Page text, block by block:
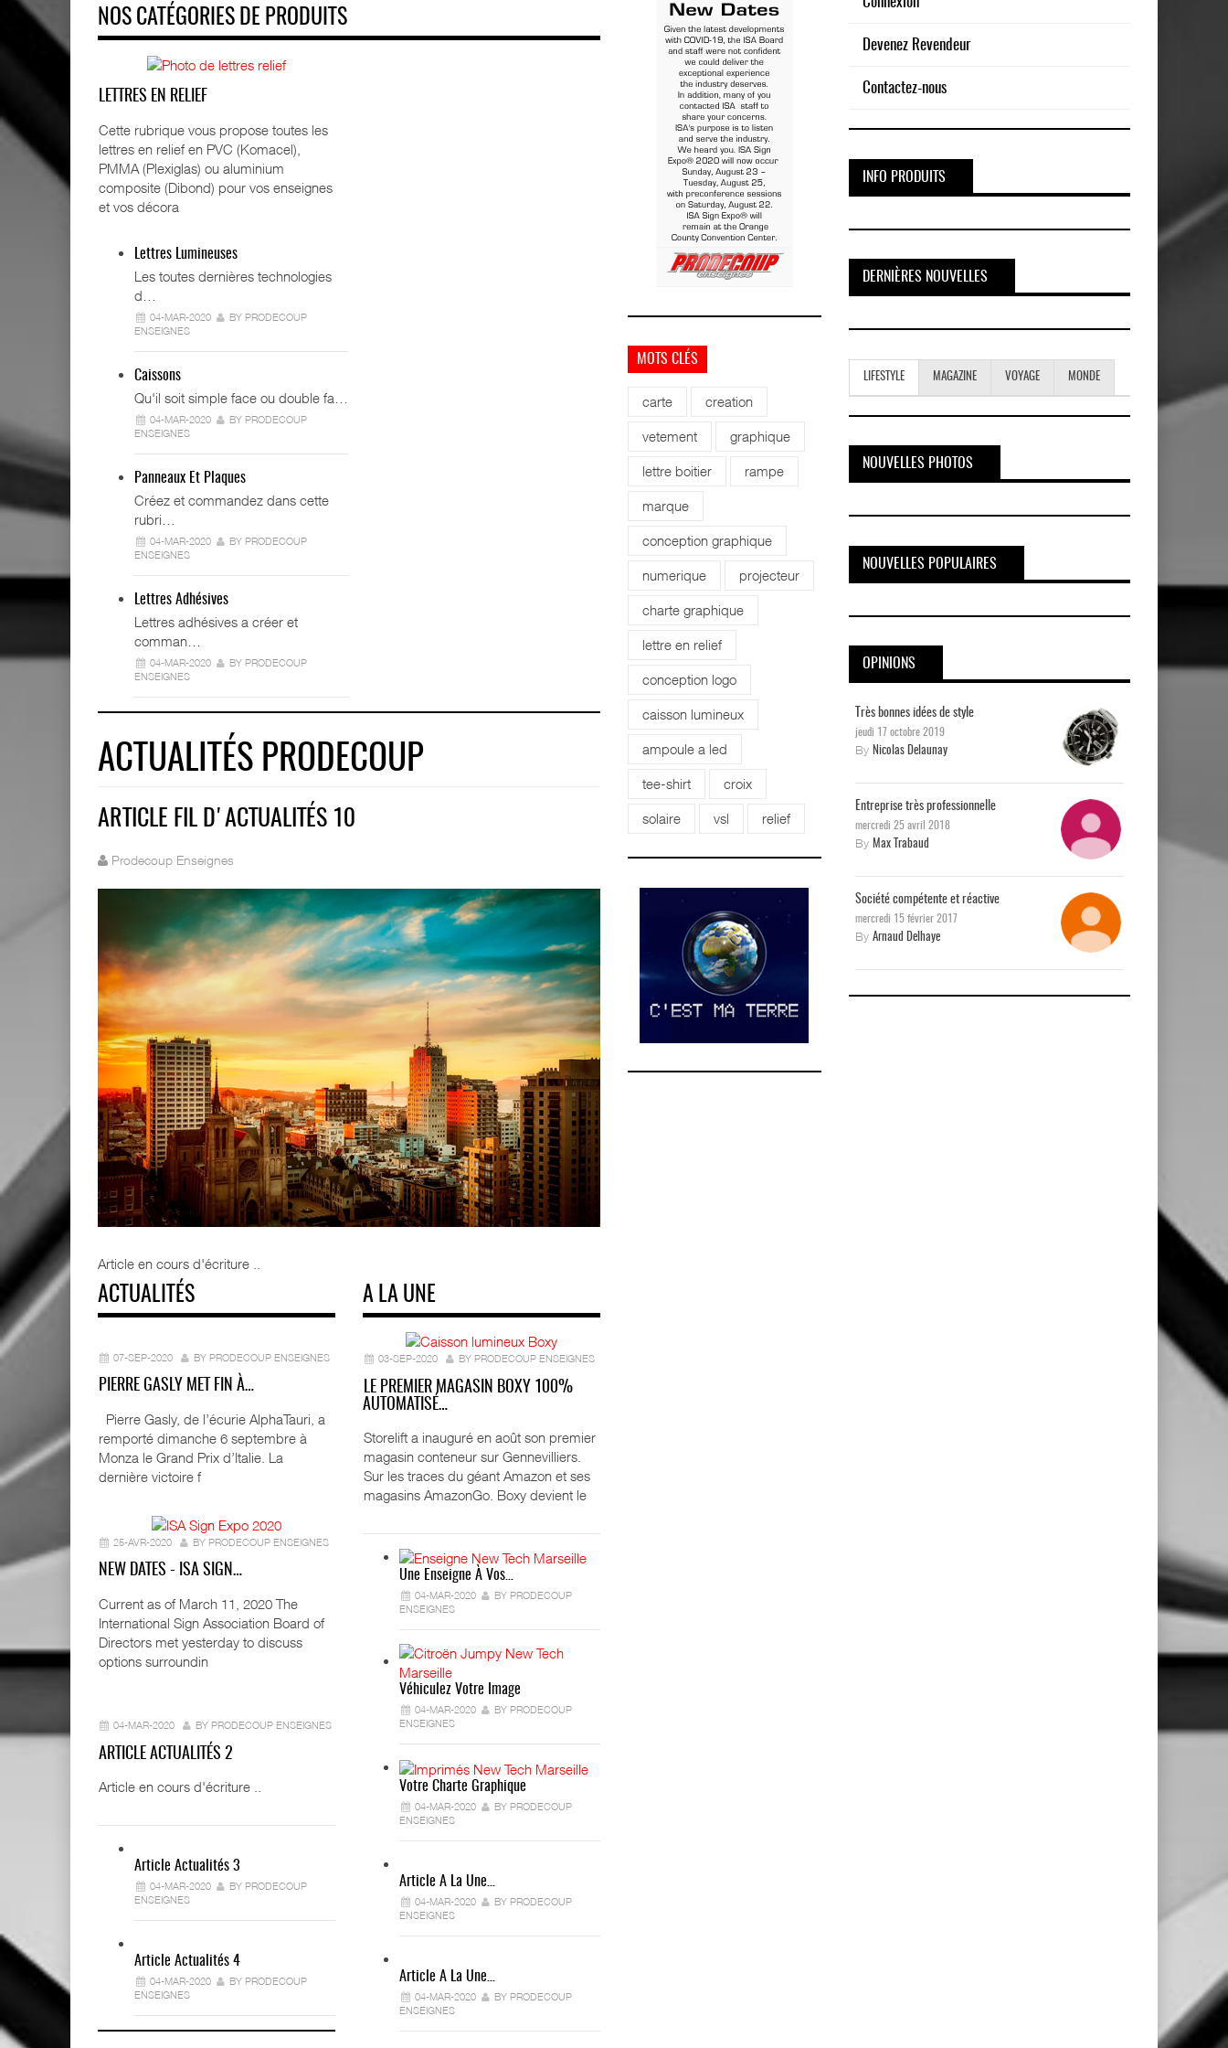
NOS CATÉGORIES DE PRODUITS
LETTRES EN RELIEF
Cette rubrique vous propose toutes les
lettres en relief en PVC (Komacel),
PMMA (Plexiglas) ou aluminium
composite (Dibond) pour vos enseignes
et vos décora
Lettres Lumineuses
Les toutes dernières technologies
d…
04-MAR-2020
BY PRODECOUP
ENSEIGNES
Caissons
Qu'il soit simple face ou double fa…
04-MAR-2020
BY PRODECOUP
ENSEIGNES
Panneaux Et Plaques
Créez et commandez dans cette
rubri…
04-MAR-2020
BY PRODECOUP
ENSEIGNES
Lettres Adhésives
Lettres adhésives a créer et
comman…
04-MAR-2020
BY PRODECOUP
ENSEIGNES
ACTUALITÉS PRODECOUP
ARTICLE FIL D'ACTUALITÉS 10
Prodecoup Enseignes
Article en cours d'écriture ..
ACTUALITÉS
07-SEP-2020 BY PRODECOUP ENSEIGNES
PIERRE GASLY MET FIN À…
Pierre Gasly, de l’écurie AlphaTauri, a
remporté dimanche 6 septembre à
Monza le Grand Prix d’Italie. La
dernière victoire f
25-AVR-2020 BY PRODECOUP ENSEIGNES
NEW DATES - ISA SIGN…
Current as of March 11, 2020 The
International Sign Association Board of
Directors met yesterday to discuss
options surroundin
04-MAR-2020 BY PRODECOUP ENSEIGNES
ARTICLE ACTUALITÉS 2
Article en cours d'écriture ..
Article Actualités 3
04-MAR-2020
BY PRODECOUP
ENSEIGNES
Article Actualités 4
04-MAR-2020
BY PRODECOUP
ENSEIGNES
A LA UNE
03-SEP-2020 BY PRODECOUP ENSEIGNES
LE PREMIER MAGASIN BOXY 100%
AUTOMATISÉ…
Storelift a inauguré en août son premier
magasin conteneur sur Gennevilliers.
Sur les traces du géant Amazon et ses
magasins AmazonGo. Boxy devient le
Une Enseigne À Vos…
04-MAR-2020
BY PRODECOUP
ENSEIGNES
Véhiculez Votre Image
04-MAR-2020
BY PRODECOUP
ENSEIGNES
Votre Charte Graphique
04-MAR-2020
BY PRODECOUP
ENSEIGNES
Article A La Une…
04-MAR-2020
BY PRODECOUP
ENSEIGNES
Article A La Une…
04-MAR-2020
BY PRODECOUP
ENSEIGNES
MOTS CLÉS
carte creation
vetement graphique
lettre boitier rampe
marque
conception graphique
numerique projecteur
charte graphique
lettre en relief
conception logo
caisson lumineux
ampoule a led
tee-shirt croix
solaire vsl relief
Devenez Revendeur
Contactez-nous
INFO PRODUITS
DERNIÈRES NOUVELLES
LIFESTYLE MAGAZINE VOYAGE MONDE
NOUVELLES PHOTOS
NOUVELLES POPULAIRES
OPINIONS
Très bonnes idées de style
jeudi 17 octobre 2019
By Nicolas Delaunay
Entreprise très professionnelle
mercredi 25 avril 2018
By Max Trabaud
Société compétente et réactive
mercredi 15 février 2017
By Arnaud Delhaye